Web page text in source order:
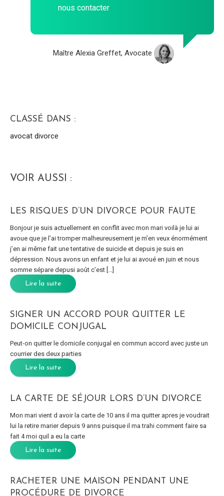
nous contacter
Maître Alexia Greffet, Avocate
CLASSÉ DANS :
avocat divorce
VOIR AUSSI :
LES RISQUES D’UN DIVORCE POUR FAUTE
Bonjour je suis actuellement en conflit avec mon mari voilà je lui ai
avoue que je l’ai tromper malheureusement je m’en veux énormément
j’en ai même fait une tentative de suicide et depuis je suis en
dépression. Nous avons un enfant et je lui ai avoué en juin et nous
somme sépare depusi août c’est […]
Lire la suite
SIGNER UN ACCORD POUR QUITTER LE
DOMICILE CONJUGAL
Peut-on quitter le domicile conjugal en commun accord avec juste un
courrier des deux parties
Lire la suite
LA CARTE DE SÉJOUR LORS D’UN DIVORCE
Mon mari vient d avoir la carte de 10 ans il ma quitter apres je voudrait
lui la retire marier depuis 9 anns puisque il ma trahi comment faire sa
fait 4 moi quil a eu la carte
Lire la suite
RACHETER UNE MAISON PENDANT UNE
PROCÉDURE DE DIVORCE